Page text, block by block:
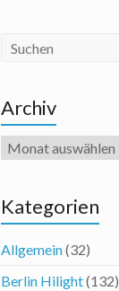
Archiv
Archiv
Kategorien
Allgemein(32)
Berlin Hilight(132)